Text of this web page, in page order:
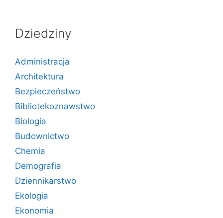
Dziedziny
Administracja
Architektura
Bezpieczeństwo
Bibliotekoznawstwo
Biologia
Budownictwo
Chemia
Demografia
Dziennikarstwo
Ekologia
Ekonomia